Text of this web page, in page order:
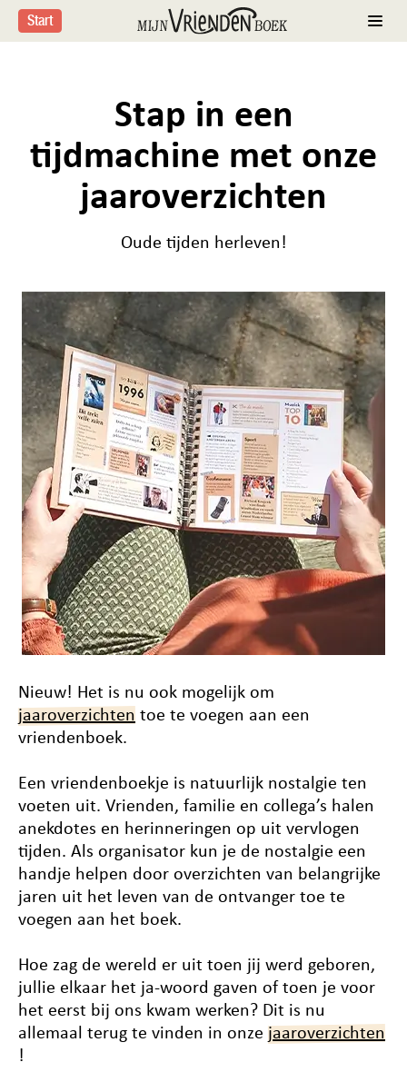
Start
Stap in een
tijdmachine met onze
jaaroverzichten
Oude tijden herleven!
Nieuw! Het is nu ook mogelijk om
jaaroverzichten toe te voegen aan een
vriendenboek.
Een vriendenboekje is natuurlijk nostalgie ten
voeten uit. Vrienden, familie en collega’s halen
anekdotes en herinneringen op uit vervlogen
tijden. Als organisator kun je de nostalgie een
handje helpen door overzichten van belangrijke
jaren uit het leven van de ontvanger toe te
voegen aan het boek.
Hoe zag de wereld er uit toen jij werd geboren,
jullie elkaar het ja-woord gaven of toen je voor
het eerst bij ons kwam werken? Dit is nu
allemaal terug te vinden in onze jaaroverzichten
!